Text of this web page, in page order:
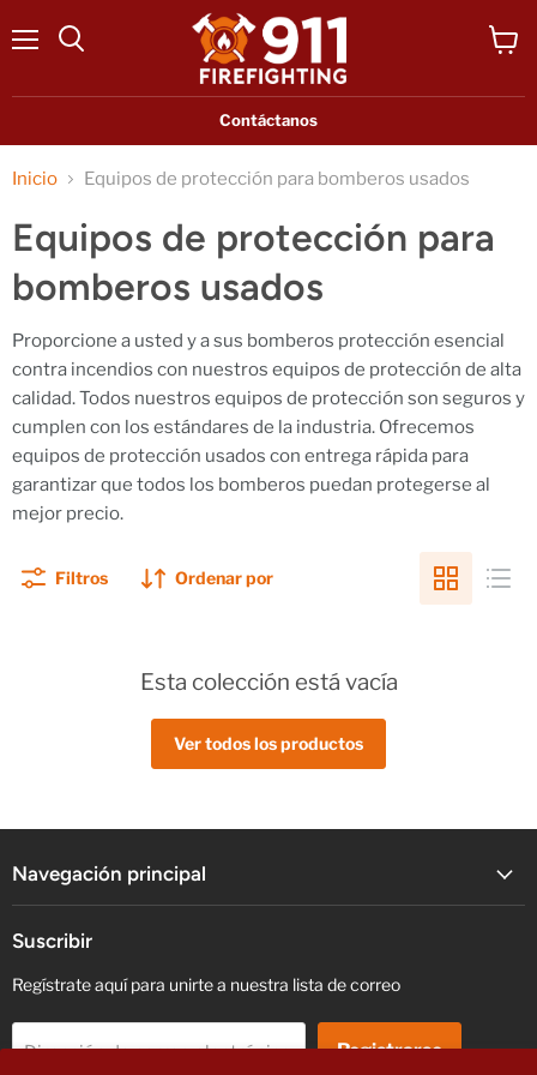
Contáctanos
Inicio Equipos de protección para bomberos usados
Equipos de protección para
bomberos usados
Proporcione a usted y a sus bomberos protección esencial
contra incendios con nuestros equipos de protección de alta
calidad. Todos nuestros equipos de protección son seguros y
cumplen con los estándares de la industria. Ofrecemos
equipos de protección usados ​​con entrega rápida para
garantizar que todos los bomberos puedan protegerse al
mejor precio.
Filtros Ordenar por
Esta colección está vacía
Ver todos los productos
Navegación principal
Suscribir
Regístrate aquí para unirte a nuestra lista de correo
Dirección de correo electrónico Registrarse